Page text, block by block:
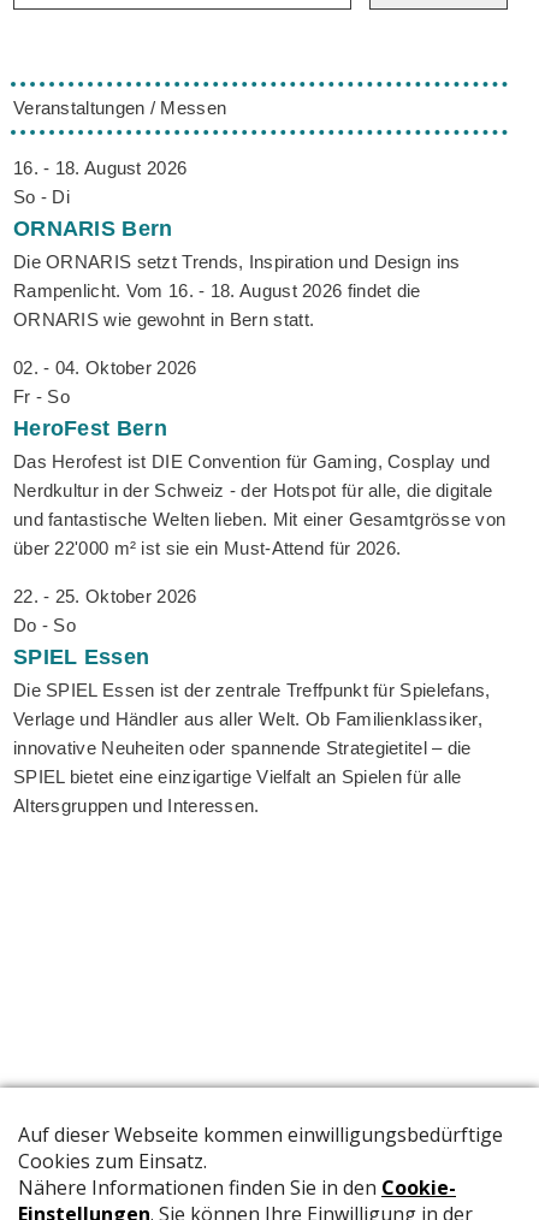
Veranstaltungen / Messen
16. - 18. August 2026
So - Di
ORNARIS Bern
Die ORNARIS setzt Trends, Inspiration und Design ins
Rampenlicht. Vom 16. - 18. August 2026 findet die
ORNARIS wie gewohnt in Bern statt.
02. - 04. Oktober 2026
Fr - So
HeroFest Bern
Das Herofest ist DIE Convention für Gaming, Cosplay und
Nerdkultur in der Schweiz - der Hotspot für alle, die digitale
und fantastische Welten lieben. Mit einer Gesamtgrösse von
über 22'000 m² ist sie ein Must-Attend für 2026.
22. - 25. Oktober 2026
Do - So
SPIEL Essen
Die SPIEL Essen ist der zentrale Treffpunkt für Spielefans,
Verlage und Händler aus aller Welt. Ob Familienklassiker,
innovative Neuheiten oder spannende Strategietitel – die
SPIEL bietet eine einzigartige Vielfalt an Spielen für alle
Altersgruppen und Interessen.